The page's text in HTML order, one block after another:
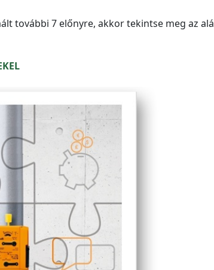
további 7 előnyre, akkor tekintse meg az